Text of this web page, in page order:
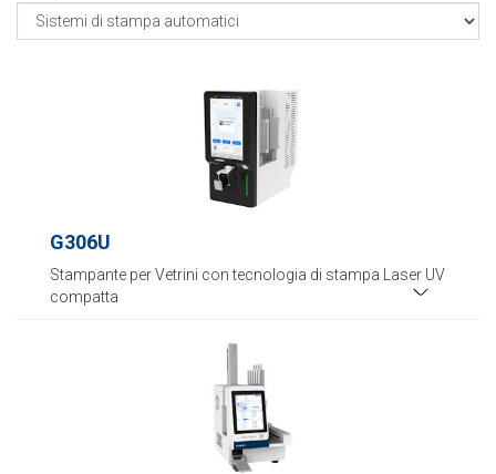
G306U
Stampante per Vetrini con tecnologia di stampa Laser UV
compatta